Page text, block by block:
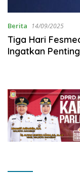
Berita 14/09/2025
Tiga Hari
Ingatkan